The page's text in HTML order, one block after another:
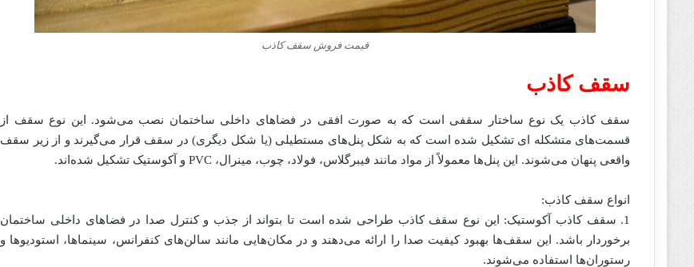
قیمت فروش سقف کاذب
سقف کاذب
سقف کاذب یک نوع ساختار سقفی است که به صورت افقی در فضاهای داخلی ساختمان نصب می‌شود. این نوع سقف از
قسمت‌های متشکله ای تشکیل شده است که به شکل پنل‌های مستطیلی (یا شکل دیگری) در سقف قرار می‌گیرند و از زیر سقف
واقعی پنهان می‌شوند. این پنل‌ها معمولاً از مواد مانند فیبرگلاس، فولاد، چوب، مینرال، PVC و آکوستیک تشکیل شده‌اند.
انواع سقف کاذب:
1. سقف کاذب آکوستیک: این نوع سقف کاذب طراحی شده است تا بتواند از جذب و کنترل صدا در فضاهای داخلی ساختمان
برخوردار باشد. این سقف‌ها بهبود کیفیت صدا را ارائه می‌دهند و در مکان‌هایی مانند سالن‌های کنفرانس، سینماها، استودیوها و
رستوران‌ها استفاده می‌شوند.